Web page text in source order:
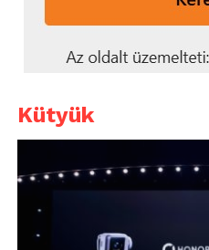
Kütyük